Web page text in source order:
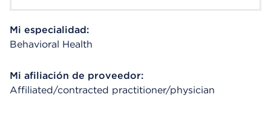
Mi especialidad:
Behavioral Health
Mi afiliación de proveedor:
Affiliated/contracted practitioner/physician